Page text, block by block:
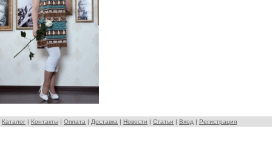
Каталог | Контакты | Оплата | Доставка | Новости | Статьи | Вход | Регистрация